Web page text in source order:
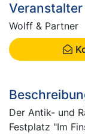
Veranstalter
Wolff & Partner
Der Antik- und
Festplatz "Im